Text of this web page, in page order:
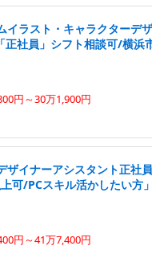
イラスト・キャラクターデ
正社員」シフト相談可/横浜
円～30万1,900円
ザイナーアシスタント正社
可/PCスキル活かしたい方
円～41万7,400円